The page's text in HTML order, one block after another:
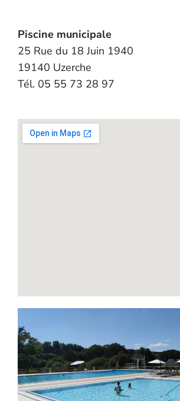
Piscine municipale
25 Rue du 18 Juin 1940
19140 Uzerche
Tél. 05 55 73 28 97